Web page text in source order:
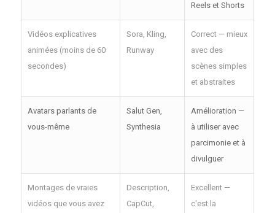
Reels et Shorts
Vidéos explicatives
animées (moins de 60
secondes)
Sora, Kling,
Runway
Correct — mieux
avec des
scènes simples
et abstraites
Avatars parlants de
vous-même
Salut Gen,
Synthesia
Amélioration —
à utiliser avec
parcimonie et à
divulguer
Montages de vraies
vidéos que vous avez
Description,
CapCut,
Excellent —
c'est la